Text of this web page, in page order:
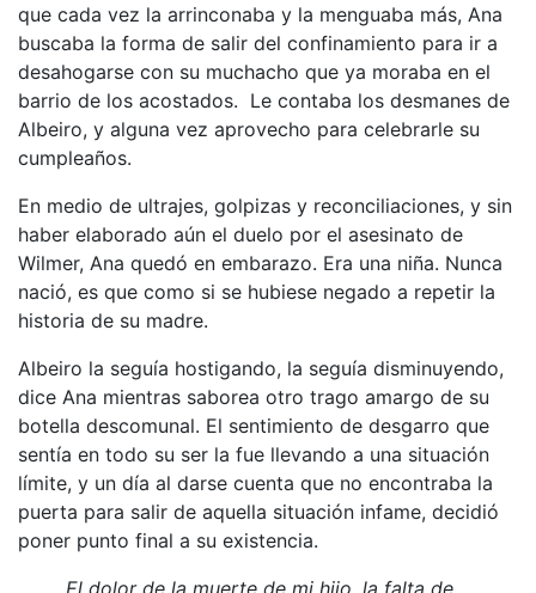
que cada vez la arrinconaba y la menguaba más, Ana
buscaba la forma de salir del confinamiento para ir a
desahogarse con su muchacho que ya moraba en el
barrio de los acostados. Le contaba los desmanes de
Albeiro, y alguna vez aprovecho para celebrarle su
cumpleaños.
En medio de ultrajes, golpizas y reconciliaciones, y sin
haber elaborado aún el duelo por el asesinato de
Wilmer, Ana quedó en embarazo. Era una niña. Nunca
nació, es que como si se hubiese negado a repetir la
historia de su madre.
Albeiro la seguía hostigando, la seguía disminuyendo,
dice Ana mientras saborea otro trago amargo de su
botella descomunal. El sentimiento de desgarro que
sentía en todo su ser la fue llevando a una situación
límite, y un día al darse cuenta que no encontraba la
puerta para salir de aquella situación infame, decidió
poner punto final a su existencia.
El dolor de la muerte de mi hijo, la falta de